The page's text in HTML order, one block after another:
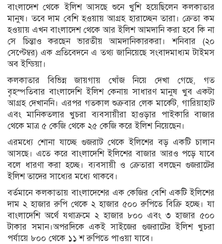
বাংলাদেশ থেকে ইলিশ আসছে শুনে খুশি হয়েছিলেন কলকাতার
মানুষ। তবে দাম বেশি হওয়ায় আগ্রহ হারাচ্ছেন তারা। ক্রেতা কম
হওয়ায় এখন বাংলাদেশ থেকে আর ইলিশ আমদানি করা হবে কি না
সে চিন্তাও করছেন ভারতীয় আমদানিকারকরা। শনিবার (২০
সেপ্টেম্বর) এক প্রতিবেদনে এ তথ্য জানিয়েছে সংবাদমাধ্যম টাইমস
অব ইন্ডিয়া।
কলকাতার বিভিন্ন জায়গায় খোঁজ নিয়ে দেখা গেছে, গত
বৃহস্পতিবার বাংলাদেশি ইলিশ কেনায় সাধারণ মানুষ খুব একটা
আগ্রহ দেখাননি। এরপর গতকাল শুক্রবার লেক মার্কেট, গারিয়াহাট
এবং মানিকতলার খুচরা ব্যবসায়ীরা হাওড়ার পাইকারি বাজার
থেকে মাত্র ৫ কেজি থেকে ২৫ কেজি করে ইলিশ নিয়েছেন।
এরমধ্যে শোনা যাচ্ছে গুজরাট থেকে ইলিশের বড় একটি চালান
আসছে। এতে করে বাংলাদেশি ইলিশের বাজার আরও পড়ে যাবে
বলে ধারণা করা হচ্ছে। ব্যবসায়ী ও ক্রেতারা বলছেন গুজরাটের
ইলিশ তাদের সাধ্যের মধ্যে থাকবে।
বর্তমানে কলকাতায় বাংলাদেশের এক কেজির বেশি একটি ইলিশের
দাম ২ হাজার রুপি থেকে ২ হাজার ৫০০ রুপিতে বিক্রি হচ্ছে। যা
বাংলাদেশি অর্থে যথাক্রমে ২ হাজার ৮০০ এবং ৩ হাজার ৫০০
টাকার সমান।অপরদিকে একই সাইজের গুজরাটের ইলিশ খুচরা
পর্যায়ে ৮০০ থেকে ১১ শ রুপিতে পাওয়া যাবে।